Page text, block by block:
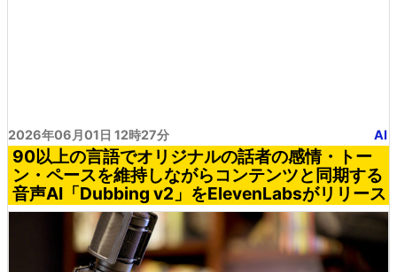
2026年06月01日 12時27分 AI
90以上の言語でオリジナルの話者の感情・トー
ン・ペースを維持しながらコンテンツと同期する
音声AI「Dubbing v2」をElevenLabsがリリース